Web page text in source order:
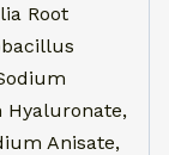
Root
Hyaluronate,
Anisate,